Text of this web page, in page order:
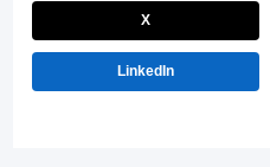
X
LinkedIn